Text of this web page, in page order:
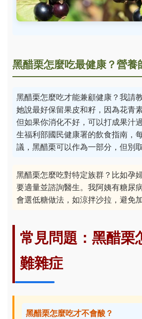
黑醋栗怎麼吃最健康？營養
黑醋栗怎麼吃才能兼顧健康？我請
她說最好保留果皮和籽，因為花青
但如果你消化不好，可以打成果汁
生福利部國民健康署的飲食指南，
議，黑醋栗可以作為一部分，但別
黑醋栗怎麼吃對特定族群？比如孕
要適量並諮詢醫生。我阿姨有糖尿
會選低糖做法，如涼拌沙拉，避免加
常見問題：黑醋栗
難雜症
黑醋栗怎麼吃才不會酸？